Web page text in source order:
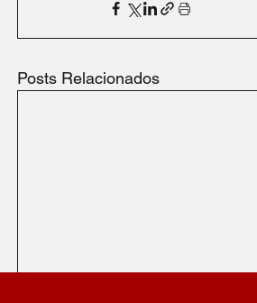
Posts Relacionados